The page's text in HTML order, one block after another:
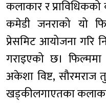
कलाकार र
कमेडी जनराको यो
प्रेसमिट आयोजना गरि
गराइएको छ।
अकेशा विष्ट, सौरमराज
खड्कीलगाएतका